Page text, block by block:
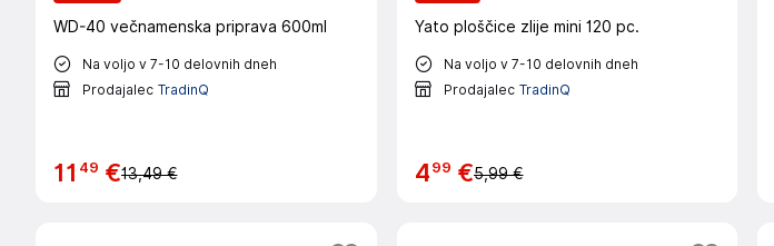
WD-40 večnamenska priprava 600ml
Na voljo v 7-10 delovnih dneh
Prodajalec TradinQ
11 49 €13,49 €
Yato ploščice zlije mini 120 pc.
Na voljo v 7-10 delovnih dneh
Prodajalec TradinQ
499 €5,99 €